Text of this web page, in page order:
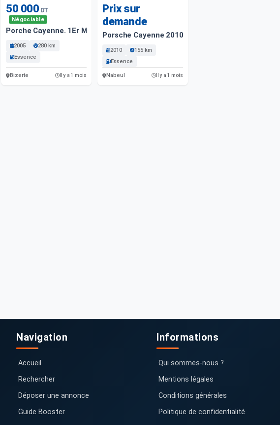
50 000 DT
Négociable
Porche Cayenne. 1Er Main
2005
280 km
Essence
Bizerte Il y a 1 mois
Prix sur
demande
Porsche Cayenne 2010 155 Km
2010
155 km
Essence
Nabeul Il y a 1 mois
Navigation
Accueil
Rechercher
Déposer une annonce
Guide Booster
Informations
Qui sommes-nous ?
Mentions légales
Conditions générales
Politique de confidentialité